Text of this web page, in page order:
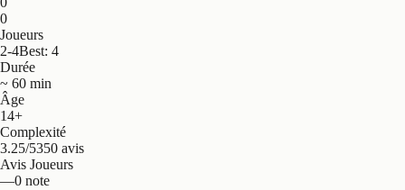
0
Joueurs
2-4Best: 4
Durée
~ 60 min
Âge
14+
Complexité
3.25/5350 avis
Avis Joueurs
—0 note